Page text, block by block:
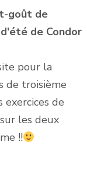
goût de
de Condor
pour la
de troisième
exercices de
les deux
!!